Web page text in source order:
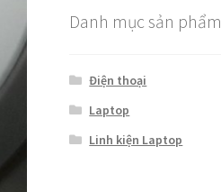
Danh mục sản phẩm
Điện thoại
Laptop
Linh kiện Laptop